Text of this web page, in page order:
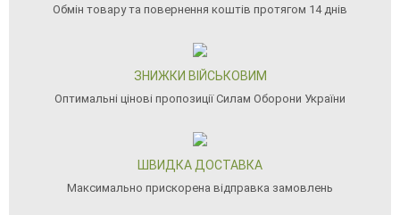
Обмін товару та повернення коштів протягом 14 днів
ЗНИЖКИ ВІЙСЬКОВИМ
Оптимальні цінові пропозиції Силам Оборони України
ШВИДКА ДОСТАВКА
Максимально прискорена відправка замовлень